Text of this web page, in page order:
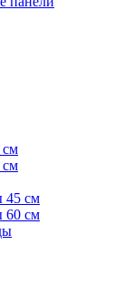
см
см
45 см
60 см